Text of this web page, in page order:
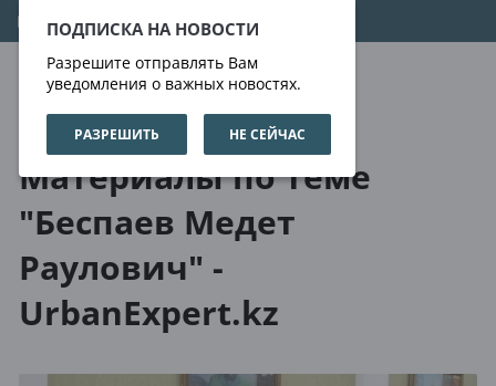
ПОДПИСКА НА НОВОСТИ
Разрешите отправлять Вам
уведомления о важных новостях.
РАЗРЕШИТЬ НЕ СЕЙЧАС
08.08.2026 02:09:56
О нас Метки
Материалы по теме
"Беспаев Медет
Раулович" -
UrbanExpert.kz